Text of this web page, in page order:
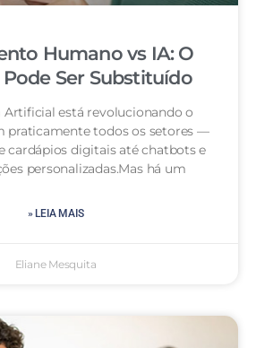
Humano vs IA: O
Ser Substituído
Artificial está revolucionando o
praticamente todos os setores —
cardápios digitais até chatbots e
personalizadas.Mas há um
» LEIA MAIS
Eliane Mesquita